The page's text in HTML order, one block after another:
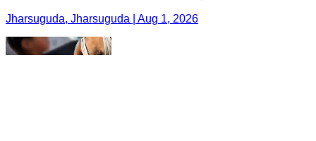
Jharsuguda, Jharsuguda | Aug 1, 2026